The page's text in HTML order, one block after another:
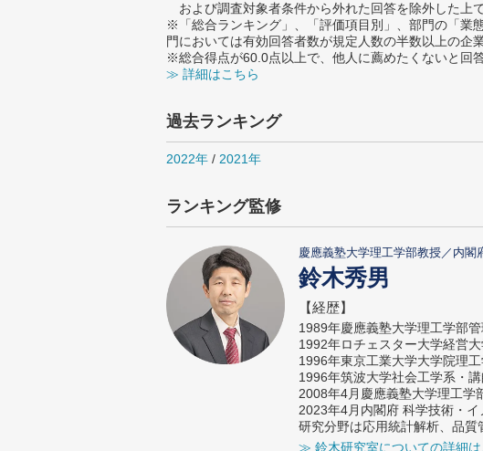
および調査対象者条件から外れた回答を除外した上
※「総合ランキング」、「評価項目別」、部門の「業
門においては有効回答者数が規定人数の半数以上の企
※総合得点が60.0点以上で、他人に薦めたくないと回
≫ 詳細はこちら
過去ランキング
2022年 / 2021年
ランキング監修
慶應義塾大学理工学部教授／内閣
鈴木秀男
【経歴】
1989年慶應義塾大学理工学部管
1992年ロチェスター大学経営大
1996年東京工業大学大学院理
1996年筑波大学社会工学系・
2008年4月慶應義塾大学理工学
2023年4月内閣府 科学技術・
研究分野は応用統計解析、品質
≫ 鈴木研究室についての詳細は